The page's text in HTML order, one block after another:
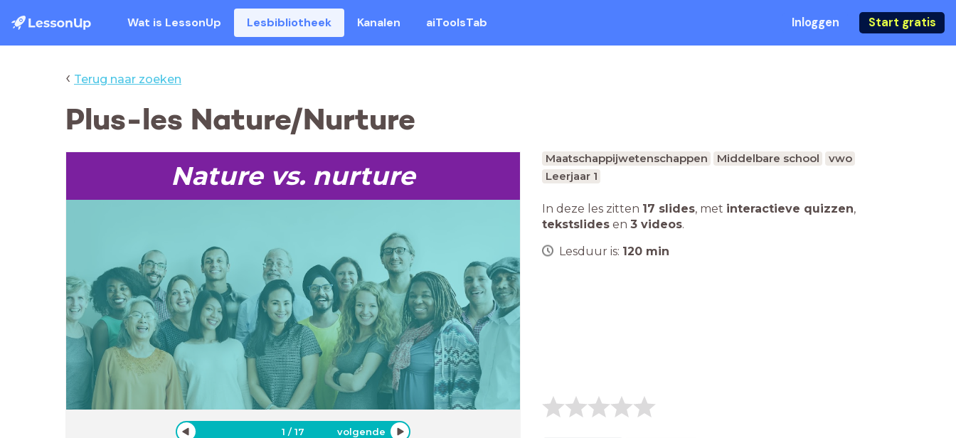
Wat is LessonUp Lesbibliotheek Kanalen aiToolsTab Inloggen Start gratis
‹ Terug naar zoeken
Plus-les Nature/Nurture
Nature vs. nurture
1 /17 volgende
Maatschappijwetenschappen Middelbare school
vwo
Leerjaar 1
In deze les zitten 17 slides, met interactieve quizzen,
tekstslides en 3 videos.
Lesduur is: 120 min